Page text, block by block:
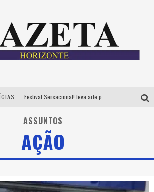
PAIS: BOAS HISTÓRIAS E UM BRINDE PARA CELEBRAR OS MOMENTOS QUE FICAM
ASSUNTOS
AÇÃO